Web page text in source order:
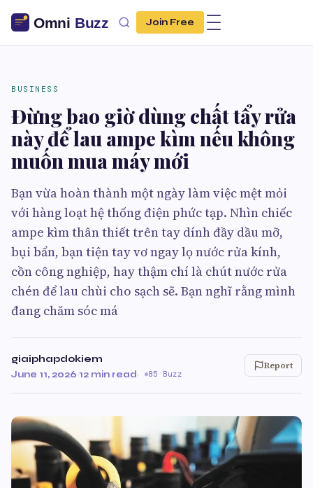
Join Free
BUSINESS
Đừng bao giờ dùng chất tẩy rửa
này để lau ampe kìm nếu không
muốn mua máy mới
Bạn vừa hoàn thành một ngày làm việc mệt mỏi
với hàng loạt hệ thống điện phức tạp. Nhìn chiếc
ampe kìm thân thiết trên tay dính đầy dầu mỡ,
bụi bẩn, bạn tiện tay vơ ngay lọ nước rửa kính,
cồn công nghiệp, hay thậm chí là chút nước rửa
chén để lau chùi cho sạch sẽ. Bạn nghĩ rằng mình
đang chăm sóc má
giaiphapdokiem
June 11, 2026·12 min read· 85 Buzz
Report